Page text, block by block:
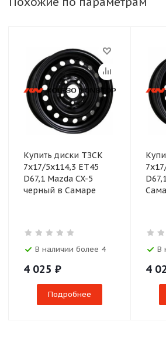
Купить диски ТЗСК
7x17/5x114,3 ET45
D67,1 Mazda CX-5
черный в Самаре
В наличии более 4
4 025 ₽
Подробнее
В
4